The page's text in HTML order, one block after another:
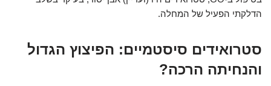
הדלקתי הפעיל של המחלה.
סטרואידים סיסטמיים: הפיצוץ הגדול
והנחיתה הרכה?